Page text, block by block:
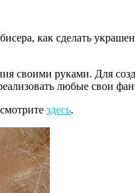
своими руками. Для
любые свои
здесь.